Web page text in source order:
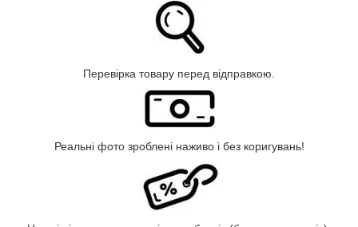
Перевірка товару перед відправкою.
Реальні фото зроблені наживо і без коригувань!